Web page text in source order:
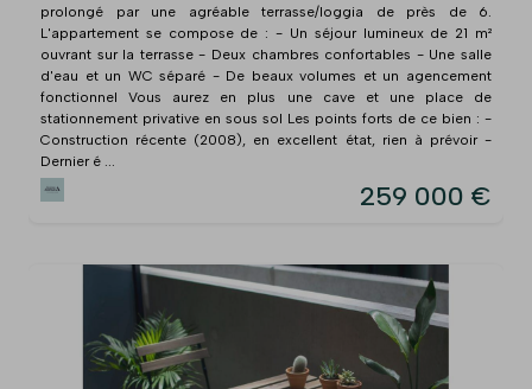
prolongé par une agréable terrasse/loggia de près de 6.
L'appartement se compose de : - Un séjour lumineux de 21 m²
ouvrant sur la terrasse - Deux chambres confortables - Une salle
d'eau et un WC séparé - De beaux volumes et un agencement
fonctionnel Vous aurez en plus une cave et une place de
stationnement privative en sous sol Les points forts de ce bien : -
Construction récente (2008), en excellent état, rien à prévoir -
Dernier é ...
259 000 €